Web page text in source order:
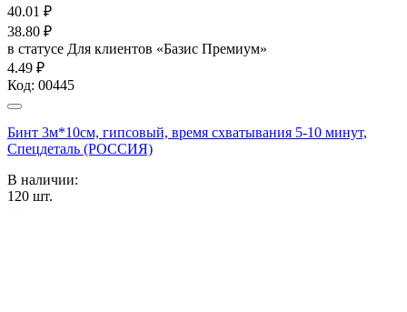
40.01 ₽
38.80 ₽
в статусе Для клиентов «Базис Премиум»
4.49 ₽
Код: 00445
Бинт 3м*10см, гипсовый, время схватывания 5-10 минут,
Спецдеталь (РОССИЯ)
В наличии:
120 шт.